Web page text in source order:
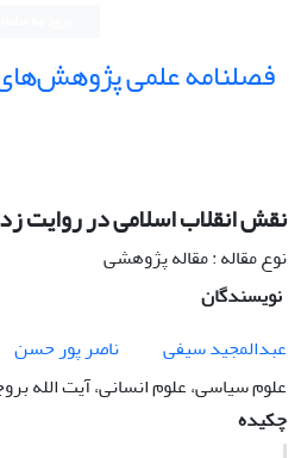
فصلنامه علمی
نقش انقلاب اسلامی در روایت
نوع مقاله : مقاله پژوهشی
نویسندگان
عبدالمجید سیفی
ناصر پور حسن
علوم سیاسی، علوم انسانی، آیت الله
چکیده